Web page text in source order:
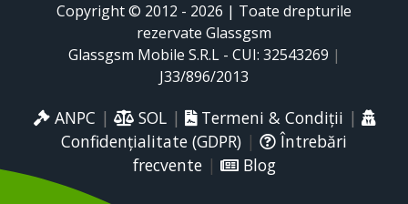
Copyright © 2012 - 2026 | Toate drepturile
rezervate Glassgsm
Glassgsm Mobile S.R.L - CUI: 32543269 |
J33/896/2013
ANPC | SOL| Termeni & Condiții |
Confidențialitate (GDPR) |
Întrebări
frecvente| Blog